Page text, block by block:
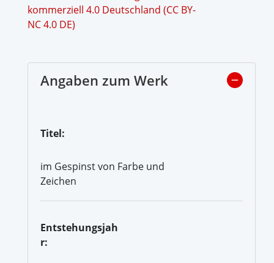
kommerziell 4.0 Deutschland (CC BY-
NC 4.0 DE)
Angaben zum Werk
Titel:
im Gespinst von Farbe und
Zeichen
Entstehungsjah
r: